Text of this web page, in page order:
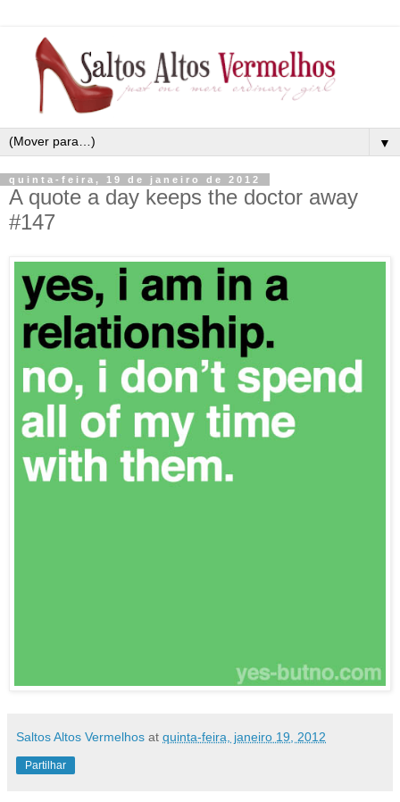
▼
quinta-feira, 19 de janeiro de 2012
A quote a day keeps the doctor away
#147
Saltos Altos Vermelhos at quinta-feira, janeiro 19, 2012
Partilhar